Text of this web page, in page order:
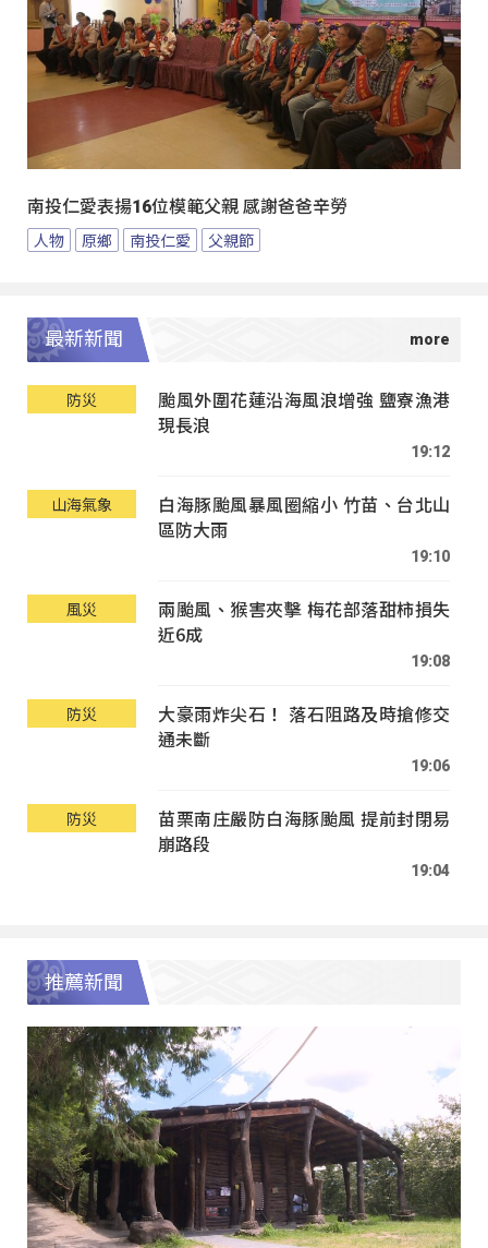
南投仁愛表揚16位模範父親 感謝爸爸辛勞
人物 原鄉 南投仁愛 父親節
最新新聞
防災
颱風外圍花蓮沿海風浪增強 鹽寮漁港
現長浪
19:12
山海氣象
白海豚颱風暴風圈縮小 竹苗、台北山
區防大雨
19:10
風災
兩颱風、猴害夾擊 梅花部落甜柿損失
近6成
19:08
防災
大豪雨炸尖石！ 落石阻路及時搶修交
通未斷
19:06
防災
苗栗南庄嚴防白海豚颱風 提前封閉易
崩路段
19:04
推薦新聞